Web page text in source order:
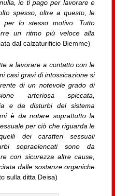
io ti pago per lavorare e
spesso, oltre a questo, le
per lo stesso motivo. Tutto
un ritmo più veloce alla
dal calzaturificio Biemme)
a lavorare a contatto con le
casi gravi di intossicazione si
di un notevole grado di
arteriosa spiccata,
e da disturbi del sistema
è da notare soprattutto la
per ciò che riguarda le
dei caratteri sessuali
sopraelencati sono da
con sicurezza altre cause,
dalle sostanze organiche
sulla ditta Deisa)